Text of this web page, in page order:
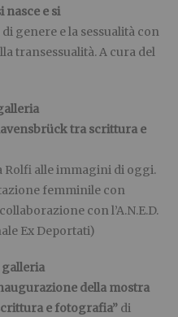
nasce e si
genere e la sessualità con
transessualità. A cura del
tra scrittura e
Rolfi alle immagini di oggi.
femminile con
con l’A.N.E.D.
Ex Deportati)
galleria
della mostra
e fotografia” di